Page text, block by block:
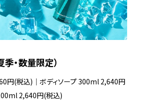
・数量限定）
円(税込)｜ボディソープ 300ml 2,640円
2,640円(税込)